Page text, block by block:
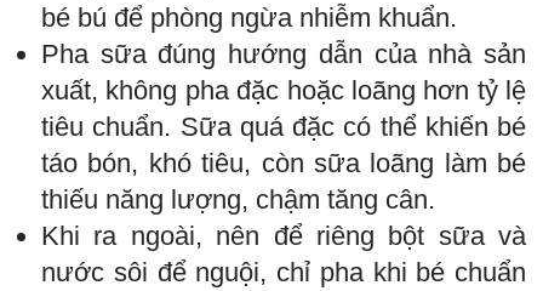
bé bú để phòng ngừa nhiễm khuẩn.
Pha sữa đúng hướng dẫn của nhà sản
xuất, không pha đặc hoặc loãng hơn tỷ lệ
tiêu chuẩn. Sữa quá đặc có thể khiến bé
táo bón, khó tiêu, còn sữa loãng làm bé
thiếu năng lượng, chậm tăng cân.
Khi ra ngoài, nên để riêng bột sữa và
nước sôi để nguội, chỉ pha khi bé chuẩn